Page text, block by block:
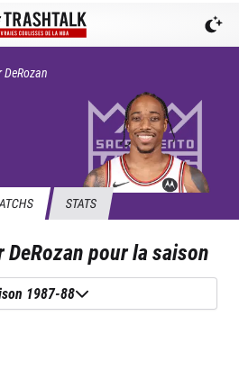
DeRozan
STATS
DeRozanpour la saison
1987-88